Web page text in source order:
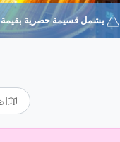
يشمل قسيمة حصرية بقيمة 50 جنيهًا